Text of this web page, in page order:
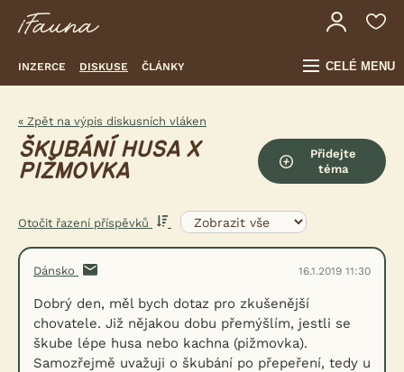
INZERCE DISKUSE ČLÁNKY CELÉ MENU
« Zpět na výpis diskusních vláken
ŠKUBÁNÍ HUSA X
PIŽMOVKA
Přidejte
téma
Otočit řazení příspěvků
Dánsko 16.1.2019 11:30
Dobrý den, měl bych dotaz pro zkušenější
chovatele. Již nějakou dobu přemýšlím, jestli se
škube lépe husa nebo kachna (pižmovka).
Samozřejmě uvažuji o škubání po přepeření, tedy u